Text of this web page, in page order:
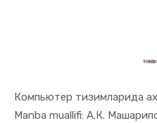
Компьютер тизимларида
Manba muallifi: А.К.
In